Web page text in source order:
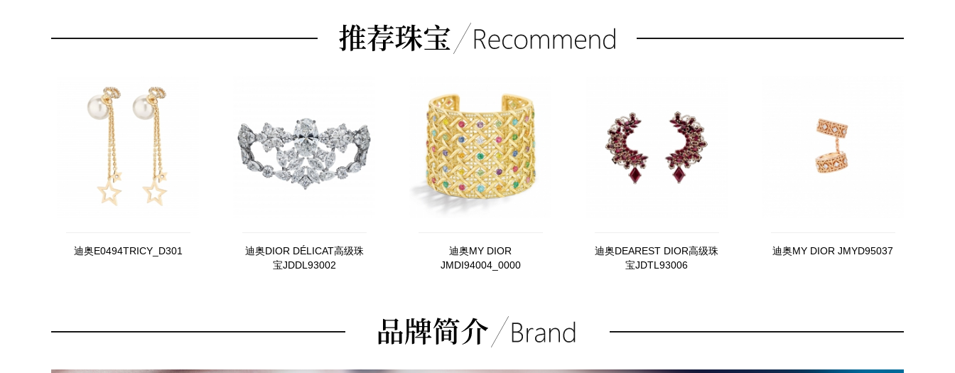
迪奥E0494TRICY_D301
迪奥DIOR DÉLICAT高级珠
宝JDDL93002
迪奥MY DIOR
JMDI94004_0000
迪奥DEAREST DIOR高级珠
宝JDTL93006
迪奥MY DIOR JMYD95037